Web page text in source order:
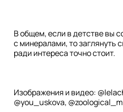
В общем, если в детстве вы
с минералами, то заглянуть
ради интереса точно стоит.
Изображения и видео:
@you_uskova,